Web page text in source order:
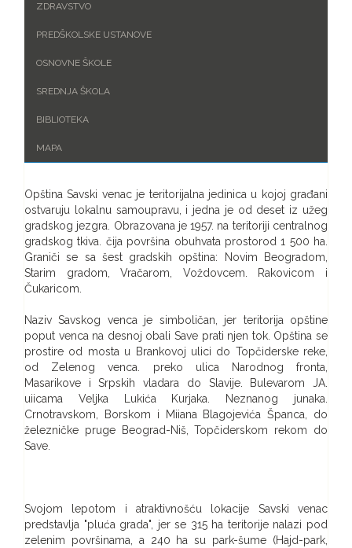
ZDRAVSTVO
PREDŠKOLSKE USTANOVE
OSNOVNE ŠKOLE
SREDNJA ŠKOLA
BIBLIOTEKA
MAPA
Opština Savski venac je teritorijalna jedinica u kojoj građani
ostvaruju lokalnu samoupravu, i jedna je od deset iz užeg
gradskog jezgra. Obrazovana je 1957. na teritoriji centralnog
gradskog tkiva. čija površina obuhvata prostorod 1 500 ha.
Graniči se sa šest gradskih opština: Novim Beogradom,
Starim gradom, Vračarom, Voždovcem. Rakovicom i
Čukaricom.
Naziv Savskog venca je simboličan, jer teritorija opštine
poput venca na desnoj obali Save prati njen tok. Opština se
prostire od mosta u Brankovoj ulici do Topčiderske reke,
od Zelenog venca. preko ulica Narodnog fronta,
Masarikove i Srpskih vladara do Slavije. Bulevarom JA.
uiicama Veljka Lukića Kurjaka. Neznanog junaka.
Crnotravskom, Borskom i Miiana Blagojevića Španca, do
železničke pruge Beograd-Niš, Topčiderskom rekom do
Save.
Svojom lepotom i atraktivnošću lokacije Savski venac
predstavlja "pluća grada", jer se 315 ha teritorije nalazi pod
zelenim površinama, a 240 ha su park-šume (Hajd-park,